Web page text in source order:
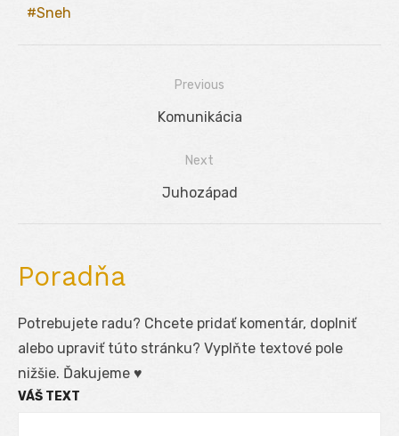
Sneh
Previous
Previous
Komunikácia
Next
Next
Juhozápad
Poradňa
Potrebujete radu? Chcete pridať komentár, doplniť
alebo upraviť túto stránku? Vyplňte textové pole
nižšie. Ďakujeme ♥
VÁŠ TEXT